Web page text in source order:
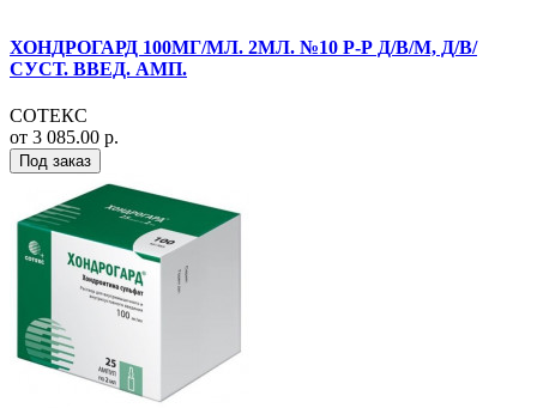
ХОНДРОГАРД 100МГ/МЛ. 2МЛ. №10 Р-Р Д/В/М, Д/В/
СУСТ. ВВЕД. АМП.
СОТЕКС
от 3 085.00 р.
Под заказ